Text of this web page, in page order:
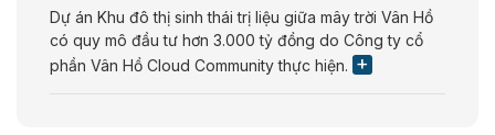
Dự án Khu đô thị sinh thái trị liệu giữa mây trời Vân Hồ
có quy mô đầu tư hơn 3.000 tỷ đồng do Công ty cổ
phần Vân Hồ Cloud Community thực hiện.